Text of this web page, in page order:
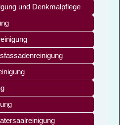
und Denkmalpflege